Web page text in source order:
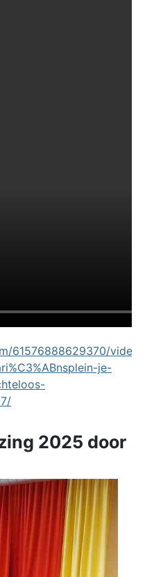
61576888629370/videos/
je-
2025 door